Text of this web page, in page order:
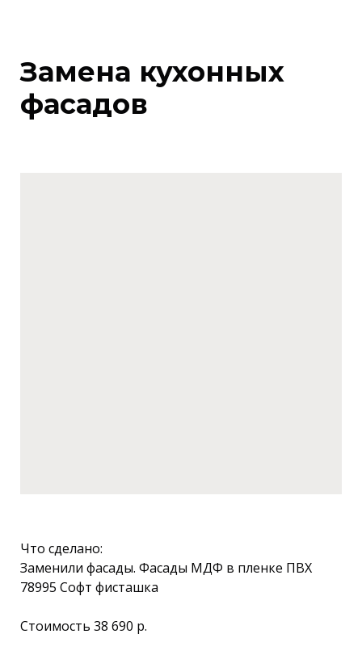
Замена кухонных
фасадов
Что сделано:
Заменили фасады. Фасады МДФ в пленке ПВХ
78995 Софт фисташка
Стоимость 38 690 р.